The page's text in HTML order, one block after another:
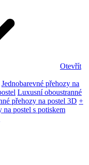
Otevřít
Jednobarevné přehozy na
Luxusní oboustranné
přehozy na postel 3D +
na postel s potiskem